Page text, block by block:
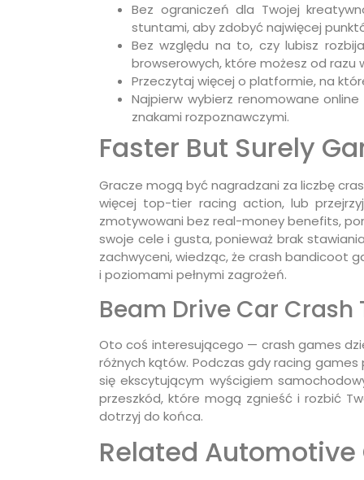
Bez ograniczeń dla Twojej
stuntami, aby zdobyć najwięcej
Bez względu na to, czy lubisz
browserowych, które możesz od razu
Przeczytaj więcej o platformie, na
Najpierw wybierz renomowane
znakami rozpoznawczymi.
Faster But Surely
Gracze mogą być nagradzani za liczbę
więcej top-tier racing action, lub
zmotywowani bez real-money benefits,
swoje cele i gusta, ponieważ brak
zachwyceni, wiedząc, że crash bandicoot
i poziomami pełnymi zagrożeń.
Beam Drive Car
Oto coś interesującego — crash games
różnych kątów. Podczas gdy racing
się ekscytującym wyścigiem
przeszkód, które mogą zgnieść i rozbić
dotrzyj do końca.
Related Automotive